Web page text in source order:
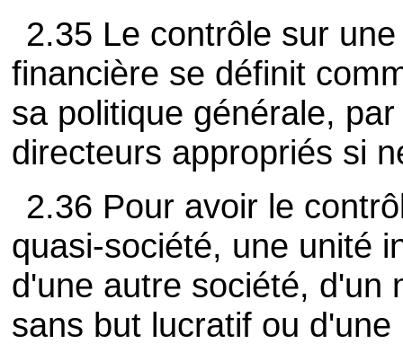
2.35 Le contrôle sur
financière se définit
sa politique générale,
directeurs appropriés si
2.36 Pour avoir le
quasi-société, une unité
d'une autre société, d'un
sans but lucratif ou